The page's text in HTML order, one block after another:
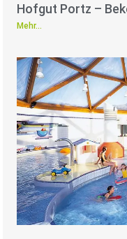
Hofgut Portz –
Mehr...